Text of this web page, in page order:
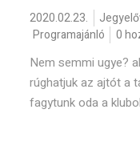
2020.02.23.
Programajánló
0
Nem semmi ugye?
rúghatjuk az ajtót a
fagytunk oda a